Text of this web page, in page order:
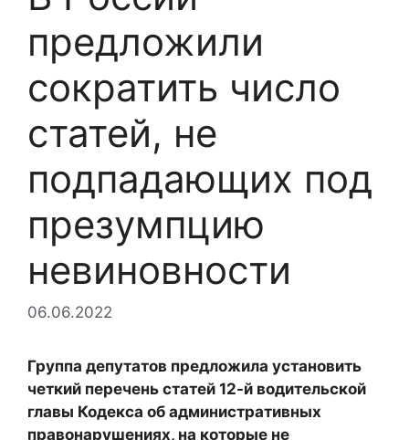
предложили
сократить число
статей, не
подпадающих под
презумпцию
невиновности
06.06.2022
Группа депутатов предложила установить
четкий перечень статей 12-й водительской
главы Кодекса об административных
правонарушениях, на которые не